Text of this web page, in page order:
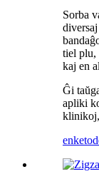
Sorba
tiel plu,
kaj en
Ĝi
apliki
enketo